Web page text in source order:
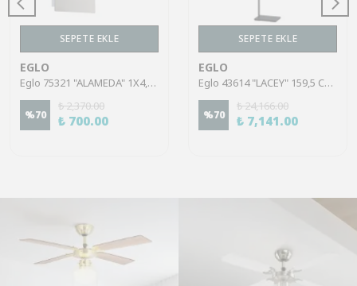
SEPETE EKLE
EGLO
Eglo 75321 "ALAMEDA" 1X4,5W Çelik Nikel Mat Sıva Üstü Spot
%70
₺ 2,370.00
₺ 700.00
SEPETE EKLE
EGLO
Eglo 43614 "LACEY" 159,5 Cm Yüksekliğinde Çelik, Ahşap Köşe Lambası Lambader
%70
₺ 24,166.00
₺ 7,141.00